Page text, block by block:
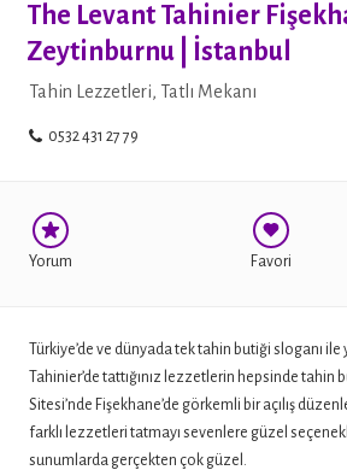
The Levant Tahinier
Zeytinburnu | İstanbul
Tahin Lezzetleri, Tatlı Mekanı
0532 431 27 79
Yorum Favori
Türkiye’de ve dünyada tek tahin butiği sloganı ile
Tahinier’de tattığınız lezzetlerin hepsinde tahin
Sitesi’nde Fişekhane’de görkemli bir açılış
farklı lezzetleri tatmayı sevenlere güzel
sunumlarda gerçekten çok güzel.